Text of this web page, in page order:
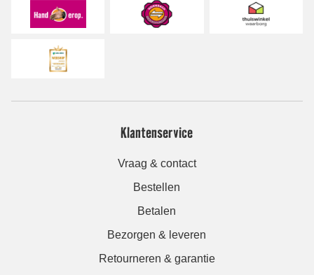
Klantenservice
Vraag & contact
Bestellen
Betalen
Bezorgen & leveren
Retourneren & garantie